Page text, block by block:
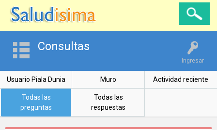
Ingresar
Consultas
Usuario Piala Dunia Muro Actividad reciente
Todas las
preguntas
Todas las
respuestas